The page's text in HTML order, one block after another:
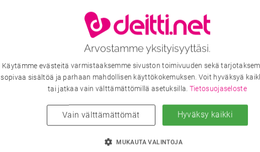
Arvostamme yksityisyyttäsi.
Käytämme evästeitä varmistaaksemme sivuston toimivuuden sekä
sopivaa sisältöä ja parhaan mahdollisen käyttökokemuksen. Voit hyväksyä
tai jatkaa vain välttämättömillä asetuksilla. Tietosuojaseloste
Hyväksy kaikki
Vain välttämättömät
MUKAUTA VALINTOJA